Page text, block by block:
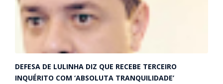
DEFESA DE LULINHA DIZ QUE RECEBE TERCEIRO
INQUÉRITO COM ‘ABSOLUTA TRANQUILIDADE’